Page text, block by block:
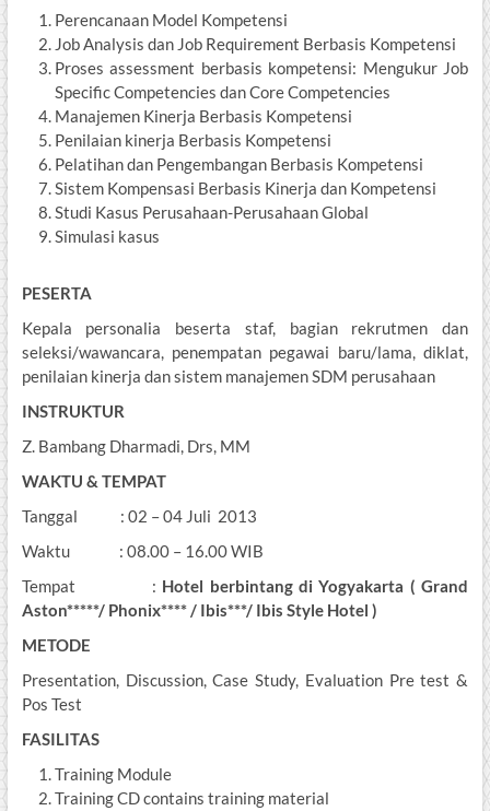
Perencanaan Model Kompetensi
Job Analysis dan Job Requirement Berbasis Kompetensi
Proses assessment berbasis kompetensi: Mengukur Job
Specific Competencies dan Core Competencies
Manajemen Kinerja Berbasis Kompetensi
Penilaian kinerja Berbasis Kompetensi
Pelatihan dan Pengembangan Berbasis Kompetensi
Sistem Kompensasi Berbasis Kinerja dan Kompetensi
Studi Kasus Perusahaan-Perusahaan Global
Simulasi kasus
PESERTA
Kepala personalia beserta staf, bagian rekrutmen dan
seleksi/wawancara, penempatan pegawai baru/lama, diklat,
penilaian kinerja dan sistem manajemen SDM perusahaan
INSTRUKTUR
Z. Bambang Dharmadi, Drs, MM
WAKTU & TEMPAT
Tanggal : 02 – 04 Juli 2013
Waktu : 08.00 – 16.00 WIB
Tempat : Hotel berbintang di Yogyakarta ( Grand
Aston*****/ Phonix**** / Ibis***/ Ibis Style Hotel )
METODE
Presentation, Discussion, Case Study, Evaluation Pre test &
Pos Test
FASILITAS
Training Module
Training CD contains training material